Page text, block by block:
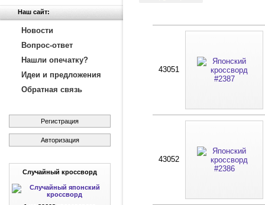
Наш сайт:
Новости
Вопрос-ответ
Нашли опечатку?
Идеи и предложения
Обратная связь
Регистрация
Авторизация
Случайный кроссворд
43051
43052